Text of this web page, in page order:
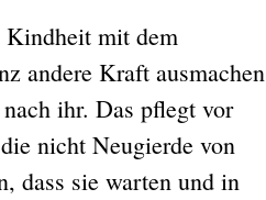
mit dem
andere Kraft ausmachen
ihr. Das pflegt vor
nicht Neugierde von
dass sie warten und in